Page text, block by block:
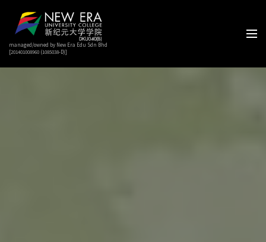
managed/owned by New Era Edu Sdn Bhd
[201401008960 (1085038-D)]